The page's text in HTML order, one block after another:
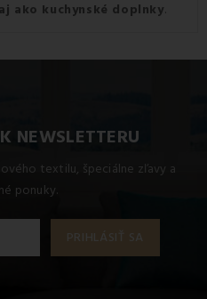
aj ako kuchynské doplnky.
NEWSLETTERU
textilu, špeciálne zľavy a
ponuky.